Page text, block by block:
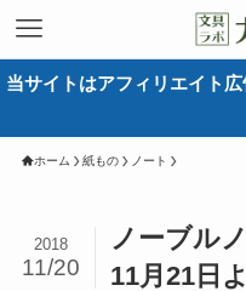
当サイトはアフィリエイト
ホーム 紙もの ノート
ノーブル
11月21日
2018
11/20